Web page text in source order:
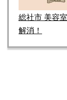
総社市 美容
解消！